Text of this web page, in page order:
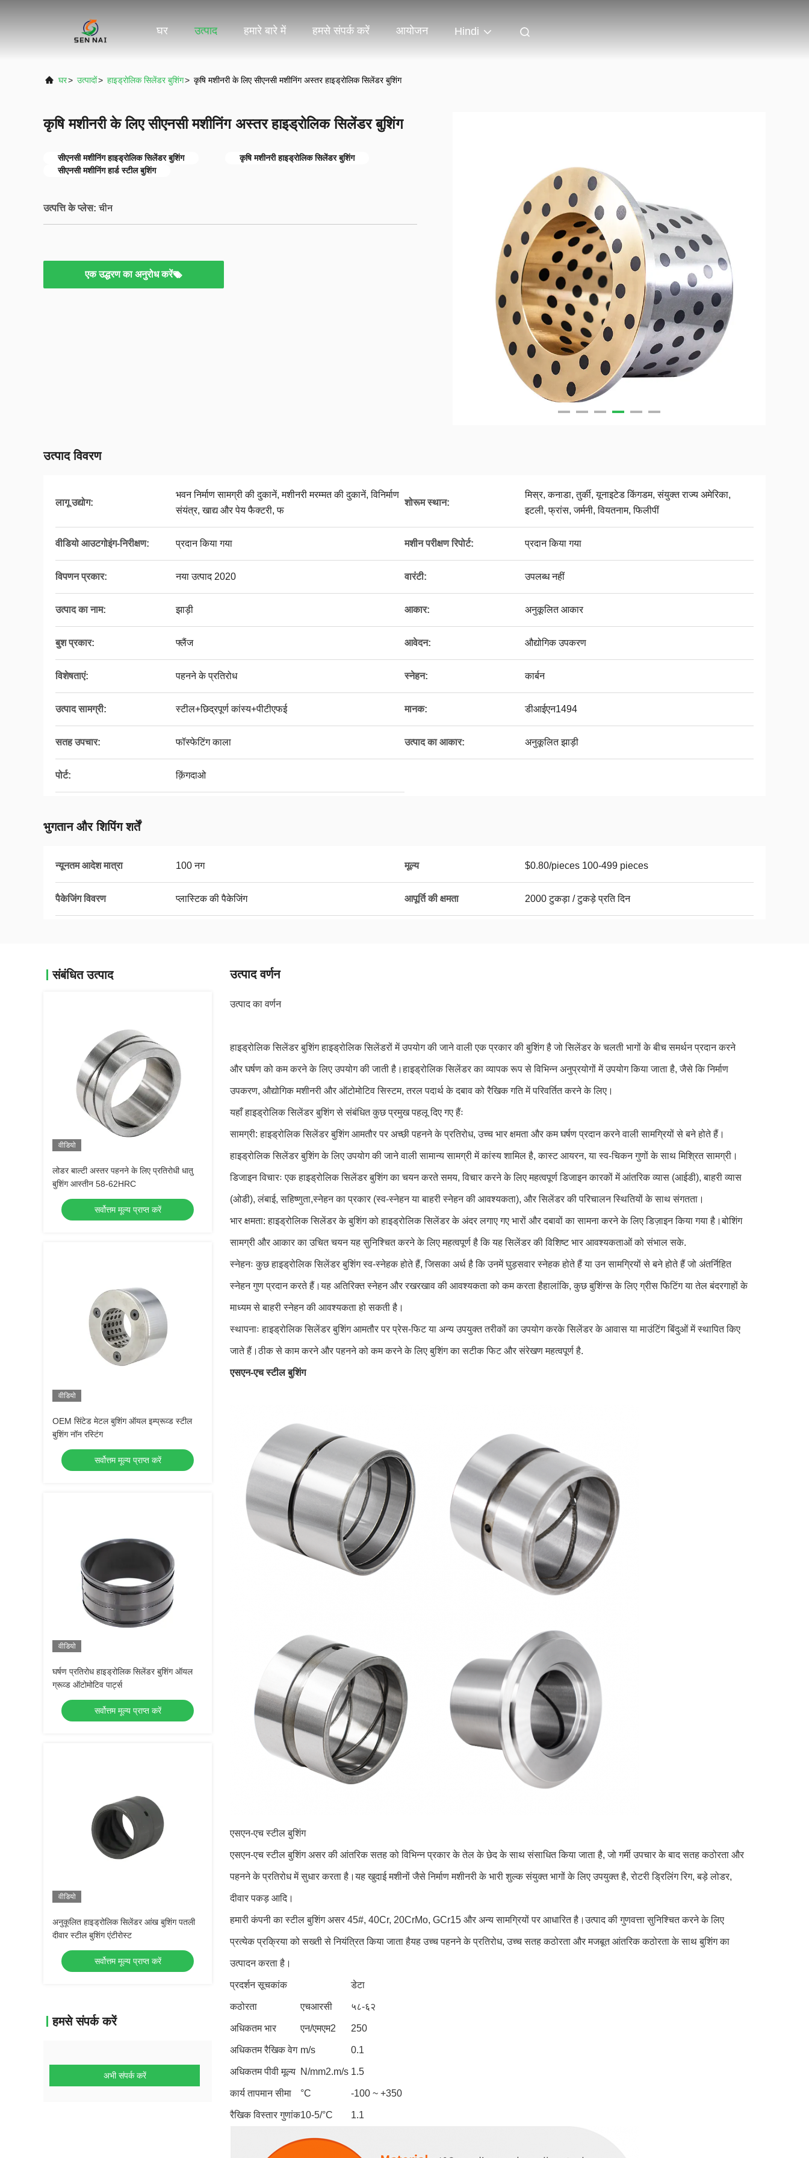
घर उत्पाद हमारे बारे में हमसे संपर्क करें आयोजन Hindi
घर> उत्पादों> हाइड्रोलिक सिलेंडर बुशिंग> कृषि मशीनरी के लिए सीएनसी मशीनिंग अस्तर हाइड्रोलिक सिलेंडर बुशिंग
कृषि मशीनरी के लिए सीएनसी मशीनिंग अस्तर हाइड्रोलिक सिलेंडर बुशिंग
सीएनसी मशीनिंग हाइड्रोलिक सिलेंडर बुशिंग
कृषि मशीनरी हाइड्रोलिक सिलेंडर बुशिंग
सीएनसी मशीनिंग हार्ड स्टील बुशिंग
उत्पत्ति के प्लेस: चीन
एक उद्धरण का अनुरोध करें
उत्पाद विवरण
लागू उद्योग:
भवन निर्माण सामग्री की दुकानें, मशीनरी मरम्मत की दुकानें, विनिर्माण
संयंत्र, खाद्य और पेय फैक्टरी, फ
शोरूम स्थान:
मिस्र, कनाडा, तुर्की, यूनाइटेड किंगडम, संयुक्त राज्य अमेरिका,
इटली, फ्रांस, जर्मनी, वियतनाम, फिलीपीं
वीडियो आउटगोइंग-निरीक्षण: प्रदान किया गया मशीन परीक्षण रिपोर्ट: प्रदान किया गया
विपणन प्रकार: नया उत्पाद 2020 वारंटी: उपलब्ध नहीं
उत्पाद का नाम: झाड़ी आकार: अनुकूलित आकार
बुश प्रकार: फ्लैंज आवेदन: औद्योगिक उपकरण
विशेषताएं: पहनने के प्रतिरोध स्नेहन: कार्बन
उत्पाद सामग्री: स्टील+छिद्रपूर्ण कांस्य+पीटीएफई मानक: डीआईएन1494
सतह उपचार: फॉस्फेटिंग काला उत्पाद का आकार: अनुकूलित झाड़ी
पोर्ट: क़िंगदाओ
भुगतान और शिपिंग शर्तें
न्यूनतम आदेश मात्रा 100 नग मूल्य $0.80/pieces 100-499 pieces
पैकेजिंग विवरण प्लास्टिक की पैकेजिंग आपूर्ति की क्षमता 2000 टुकड़ा / टुकड़े प्रति दिन
संबंधित उत्पाद
वीडियो
लोडर बाल्टी अस्तर पहनने के लिए प्रतिरोधी धातु
बुशिंग आस्तीन 58-62HRC
सर्वोत्तम मूल्य प्राप्त करें
वीडियो
OEM सिंटेड मेटल बुशिंग ऑयल इम्प्रूव्ड स्टील
बुशिंग नॉन रस्टिंग
सर्वोत्तम मूल्य प्राप्त करें
वीडियो
घर्षण प्रतिरोध हाइड्रोलिक सिलेंडर बुशिंग ऑयल
ग्रूव्ड ऑटोमोटिव पार्ट्स
सर्वोत्तम मूल्य प्राप्त करें
वीडियो
अनुकूलित हाइड्रोलिक सिलेंडर आंख बुशिंग पतली
दीवार स्टील बुशिंग एंटीरोस्ट
सर्वोत्तम मूल्य प्राप्त करें
हमसे संपर्क करें
अभी संपर्क करें
उत्पाद वर्णन
उत्पाद का वर्णन
हाइड्रोलिक सिलेंडर बुशिंग हाइड्रोलिक सिलेंडरों में उपयोग की जाने वाली एक प्रकार की बुशिंग है जो सिलेंडर के चलती भागों के बीच समर्थन प्रदान करने
और घर्षण को कम करने के लिए उपयोग की जाती है।हाइड्रोलिक सिलेंडर का व्यापक रूप से विभिन्न अनुप्रयोगों में उपयोग किया जाता है, जैसे कि निर्माण
उपकरण, औद्योगिक मशीनरी और ऑटोमोटिव सिस्टम, तरल पदार्थ के दबाव को रैखिक गति में परिवर्तित करने के लिए।
यहाँ हाइड्रोलिक सिलेंडर बुशिंग से संबंधित कुछ प्रमुख पहलू दिए गए हैंः
सामग्री: हाइड्रोलिक सिलेंडर बुशिंग आमतौर पर अच्छी पहनने के प्रतिरोध, उच्च भार क्षमता और कम घर्षण प्रदान करने वाली सामग्रियों से बने होते हैं।
हाइड्रोलिक सिलेंडर बुशिंग के लिए उपयोग की जाने वाली सामान्य सामग्री में कांस्य शामिल है, कास्ट आयरन, या स्व-चिकन गुणों के साथ मिश्रित सामग्री।
डिजाइन विचारः एक हाइड्रोलिक सिलेंडर बुशिंग का चयन करते समय, विचार करने के लिए महत्वपूर्ण डिजाइन कारकों में आंतरिक व्यास (आईडी), बाहरी व्यास
(ओडी), लंबाई, सहिष्णुता,स्नेहन का प्रकार (स्व-स्नेहन या बाहरी स्नेहन की आवश्यकता), और सिलेंडर की परिचालन स्थितियों के साथ संगतता।
भार क्षमता: हाइड्रोलिक सिलेंडर के बुशिंग को हाइड्रोलिक सिलेंडर के अंदर लगाए गए भारों और दबावों का सामना करने के लिए डिज़ाइन किया गया है।बोशिंग
सामग्री और आकार का उचित चयन यह सुनिश्चित करने के लिए महत्वपूर्ण है कि यह सिलेंडर की विशिष्ट भार आवश्यकताओं को संभाल सके.
स्नेहनः कुछ हाइड्रोलिक सिलेंडर बुशिंग स्व-स्नेहक होते हैं, जिसका अर्थ है कि उनमें घुड़सवार स्नेहक होते हैं या उन सामग्रियों से बने होते हैं जो अंतर्निहित
स्नेहन गुण प्रदान करते हैं।यह अतिरिक्त स्नेहन और रखरखाव की आवश्यकता को कम करता हैहालांकि, कुछ बुशिंग्स के लिए ग्रीस फिटिंग या तेल बंदरगाहों के
माध्यम से बाहरी स्नेहन की आवश्यकता हो सकती है।
स्थापनाः हाइड्रोलिक सिलेंडर बुशिंग आमतौर पर प्रेस-फिट या अन्य उपयुक्त तरीकों का उपयोग करके सिलेंडर के आवास या माउंटिंग बिंदुओं में स्थापित किए
जाते हैं।ठीक से काम करने और पहनने को कम करने के लिए बुशिंग का सटीक फिट और संरेखण महत्वपूर्ण है.
एसएन-एच स्टील बुशिंग
एसएन-एच स्टील बुशिंग
एसएन-एच स्टील बुशिंग असर की आंतरिक सतह को विभिन्न प्रकार के तेल के छेद के साथ संसाधित किया जाता है, जो गर्मी उपचार के बाद सतह कठोरता और
पहनने के प्रतिरोध में सुधार करता है।यह खुदाई मशीनों जैसे निर्माण मशीनरी के भारी शुल्क संयुक्त भागों के लिए उपयुक्त है, रोटरी ड्रिलिंग रिग, बड़े लोडर,
दीवार पकड़ आदि।
हमारी कंपनी का स्टील बुशिंग असर 45#, 40Cr, 20CrMo, GCr15 और अन्य सामग्रियों पर आधारित है।उत्पाद की गुणवत्ता सुनिश्चित करने के लिए
प्रत्येक प्रक्रिया को सख्ती से नियंत्रित किया जाता हैयह उच्च पहनने के प्रतिरोध, उच्च सतह कठोरता और मजबूत आंतरिक कठोरता के साथ बुशिंग का
उत्पादन करता है।
प्रदर्शन सूचकांक डेटा
कठोरता एचआरसी ५८-६२
अधिकतम भार एन/एमएम2 250
अधिकतम रैखिक वेग m/s 0.1
अधिकतम पीवी मूल्य N/mm2.m/s 1.5
कार्य तापमान सीमा °C -100 ~ +350
रैखिक विस्तार गुणांक10-5/°C 1.1